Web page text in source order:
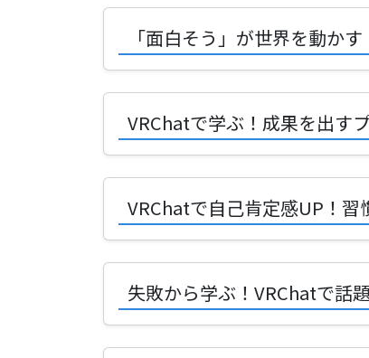
「面白そう」が世界を動か
VRChatで学ぶ！成果を出す
VRChatで自己肯定感UP！習
失敗から学ぶ！VRChatで話